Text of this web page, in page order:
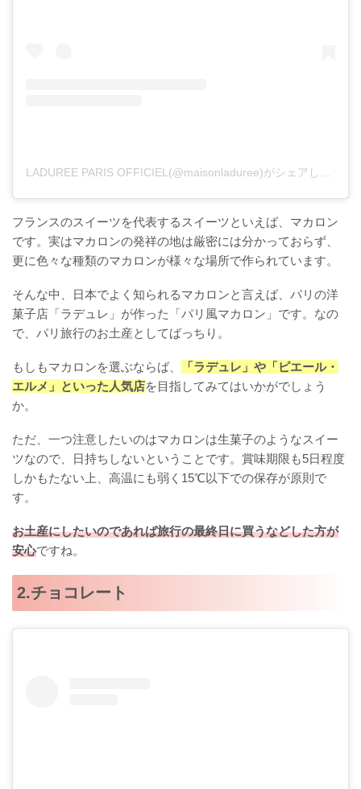
LADUREE PARIS OFFICIEL(@maisonladuree)がシェアした投稿
フランスのスイーツを代表するスイーツといえば、マカロン
です。実はマカロンの発祥の地は厳密には分かっておらず、
更に色々な種類のマカロンが様々な場所で作られています。
そんな中、日本でよく知られるマカロンと言えば、パリの洋
菓子店「ラデュレ」が作った「パリ風マカロン」です。なの
で、パリ旅行のお土産としてばっちり。
もしもマカロンを選ぶならば、
「ラデュレ」や「ピエール・
エルメ」といった人気店を目指してみてはいかがでしょう
か。
ただ、一つ注意したいのはマカロンは生菓子のようなスイー
ツなので、日持ちしないということです。賞味期限も5日程度
しかもたない上、高温にも弱く15℃以下での保存が原則で
す。
お土産にしたいのであれば旅行の最終日に買うなどした方が
安心ですね。
2.チョコレート